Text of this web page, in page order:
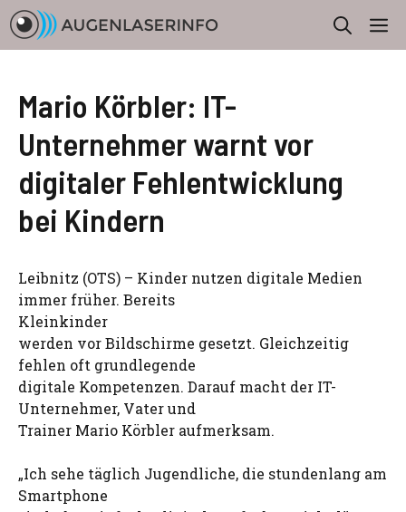
Zum
Inhalt
springen
Mario Körbler: IT-
Unternehmer warnt vor
digitaler Fehlentwicklung
bei Kindern
Leibnitz (OTS) – Kinder nutzen digitale Medien
immer früher. Bereits
Kleinkinder
werden vor Bildschirme gesetzt. Gleichzeitig
fehlen oft grundlegende
digitale Kompetenzen. Darauf macht der IT-
Unternehmer, Vater und
Trainer Mario Körbler aufmerksam.
„Ich sehe täglich Jugendliche, die stundenlang am
Smartphone